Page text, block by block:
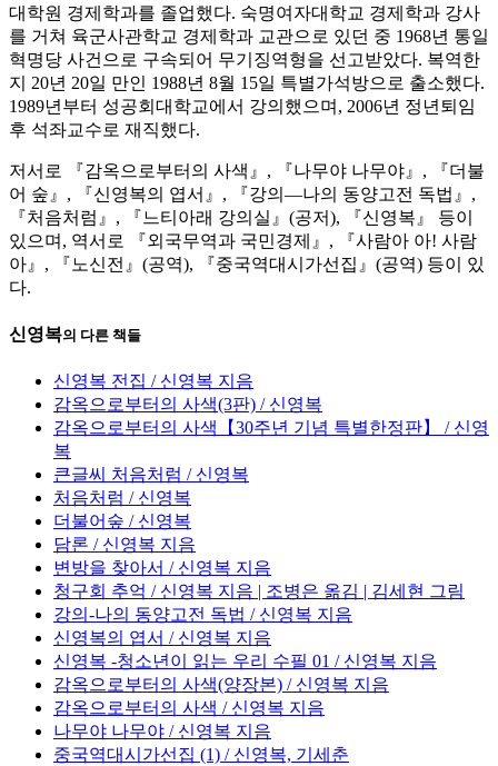
대학원 경제학과를 졸업했다. 숙명여자대학교 경제학과 강사
를 거쳐 육군사관학교 경제학과 교관으로 있던 중 1968년 통일
혁명당 사건으로 구속되어 무기징역형을 선고받았다. 복역한
지 20년 20일 만인 1988년 8월 15일 특별가석방으로 출소했다.
1989년부터 성공회대학교에서 강의했으며, 2006년 정년퇴임
후 석좌교수로 재직했다.
저서로 『감옥으로부터의 사색』, 『나무야 나무야』, 『더불
어 숲』, 『신영복의 엽서』, 『강의―나의 동양고전 독법』,
『처음처럼』, 『느티아래 강의실』(공저), 『신영복』 등이
있으며, 역서로 『외국무역과 국민경제』, 『사람아 아! 사람
아』, 『노신전』(공역), 『중국역대시가선집』(공역) 등이 있
다.
신영복의 다른 책들
신영복 전집 / 신영복 지음
감옥으로부터의 사색(3판) / 신영복
감옥으로부터의 사색【30주년 기념 특별한정판】 / 신영
복
큰글씨 처음처럼 / 신영복
처음처럼 / 신영복
더불어숲 / 신영복
담론 / 신영복 지음
변방을 찾아서 / 신영복 지음
청구회 추억 / 신영복 지음 | 조병은 옮김 | 김세현 그림
강의-나의 동양고전 독법 / 신영복 지음
신영복의 엽서 / 신영복 지음
신영복 -청소년이 읽는 우리 수필 01 / 신영복 지음
감옥으로부터의 사색(양장본) / 신영복 지음
감옥으로부터의 사색 / 신영복 지음
나무야 나무야 / 신영복 지음
중국역대시가선집 (1) / 신영복, 기세춘